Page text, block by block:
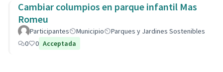
Cambiar columpios en parque infantil Mas
Romeu
Participantes Municipio
Parques y Jardines Sostenibles
0
0 Acceptada